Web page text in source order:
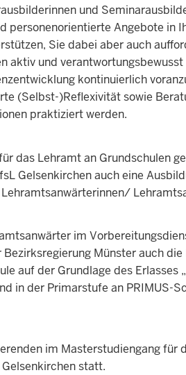
und
personenorientierte Angebote in
Sie dabei aber auch
aktiv und
kontinuierlich
(Selbst-)Reflexivität sowie
praktiziert werden.
das Lehramt an Grundschulen
Gelsenkirchen auch eine
im
Münster auch
auf der Grundlage des Erlasses
in der Primarstufe an PRIMUS-
im Masterstudiengang für
statt.